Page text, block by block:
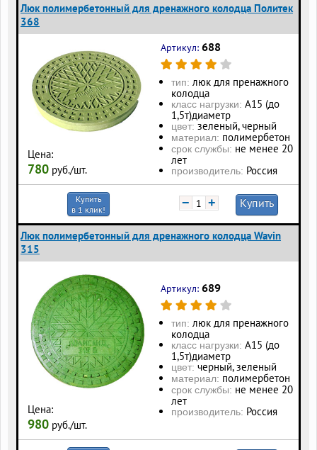
Люк полимербетонный для дренажного колодца Политек
368
Цена:
780 руб./шт.
Артикул: 688
тип: люк для пренажного
колодца
класс нагрузки: А15 (до
1,5т)диаметр
цвет: зеленый, черный
материал: полимербетон
срок службы: не менее 20
лет
производитель: Россия
Купить
в 1 клик!
− + Купить
Люк полимербетонный для дренажного колодца Wavin
315
Цена:
980 руб./шт.
Артикул: 689
тип: люк для пренажного
колодца
класс нагрузки: А15 (до
1,5т)диаметр
цвет: черный, зеленый
материал: полимербетон
срок службы: не менее 20
лет
производитель: Россия